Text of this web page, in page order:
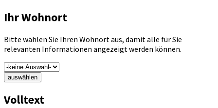
Ihr Wohnort
Bitte wählen Sie Ihren Wohnort aus, damit alle für Sie
relevanten Informationen angezeigt werden können.
auswählen
Volltext